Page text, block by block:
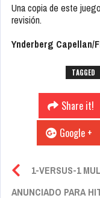
Una copia de este
revisión.
Ynderberg Capellan/
TAGGED
Share it!
Google +
1-VERSUS-1
ANUNCIADO PARA